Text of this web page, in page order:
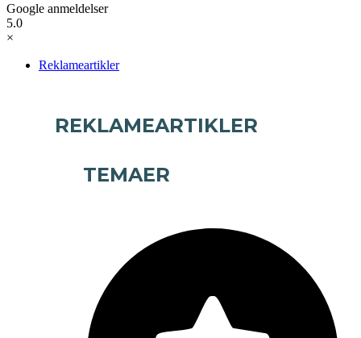
Google anmeldelser
5.0
×
Reklameartikler
REKLAMEARTIKLER
TEMAER